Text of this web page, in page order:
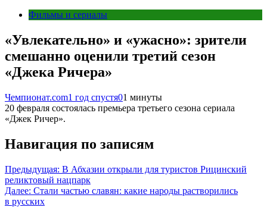
Фильмы и сериалы
«Увлекательно» и «ужасно»: зрители
смешанно оценили третий сезон
«Джека Ричера»
Чемпионат.com1 год спустя01 минуты
20 февраля состоялась премьера третьего сезона сериала
«Джек Ричер».
Навигация по записям
Предыдущая: В Абхазии открыли для туристов Рицинский
реликтовый нацпарк
Далее: Стали частью славян: какие народы растворились
в русских